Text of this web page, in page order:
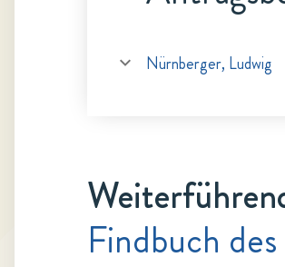
Nürnberger, Ludwig
Findbuch